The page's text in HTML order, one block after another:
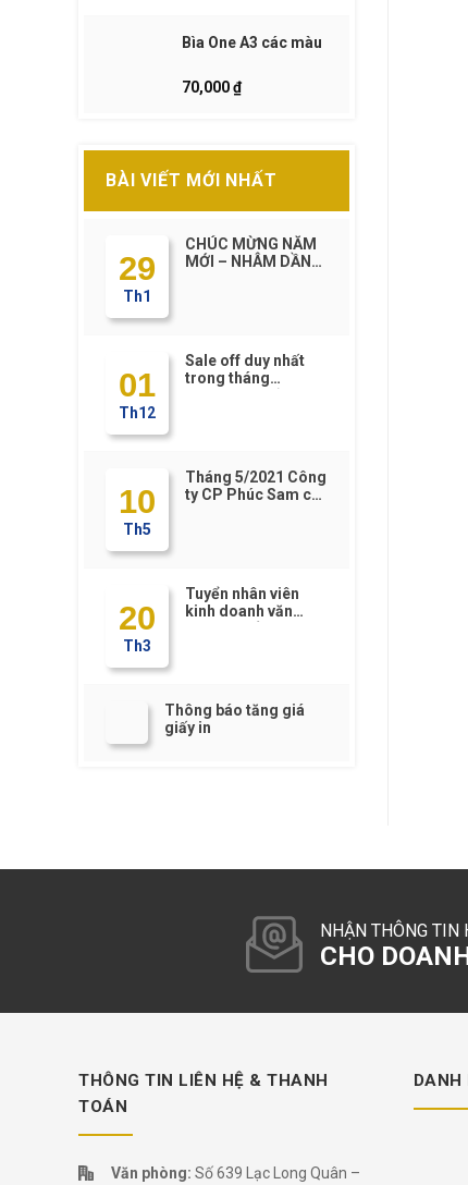
Bìa One A3 các màu
70,000₫
BÀI VIẾT MỚI NHẤT
29
Th1
CHÚC MỪNG NĂM
MỚI – NHÂM DẦN
01
Th12
Sale off duy nhất
trong tháng
10
Th5
Tháng 5/2021 Công
ty CP Phúc Sam có
20
Th3
Tuyển nhân viên
kinh doanh văn
Thông báo tăng giá
giấy in
NHẬN THÔNG TIN
CHO
THÔNG TIN LIÊN HỆ & THANH
TOÁN
Văn phòng: Số 639 Lạc Long Quân –
DANH